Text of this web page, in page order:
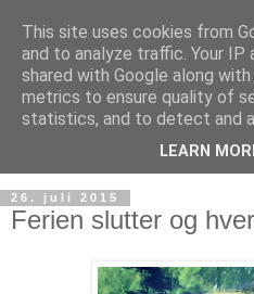
26. juli 2015
Ferien slutter og
This site uses cookies from
and to analyze traffic. Your IP
shared with Google along
metrics to ensure quality of
statistics, and to detect and
LEARN